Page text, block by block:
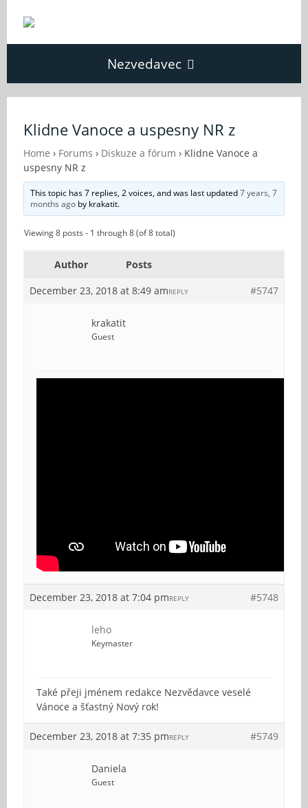
Nezvedavec
Fórum
O Nezvědavci
Kontakt
Klidne Vanoce a uspesny NR z
Home › Forums › Diskuze a fórum › Klidne Vanoce a
uspesny NR z
This topic has 7 replies, 2 voices, and was last updated7 years, 7
months ago by krakatit.
Viewing 8 posts - 1 through 8 (of 8 total)
Author
Posts
December 23, 2018 at 8:49 am
#5747
REPLY
krakatit
Guest
December 23, 2018 at 7:04 pm #5748
REPLY
leho
Keymaster
Také přeji jménem redakce Nezvědavce veselé
Vánoce a šťastný Nový rok!
December 23, 2018 at 7:35 pm #5749
REPLY
Daniela
Guest